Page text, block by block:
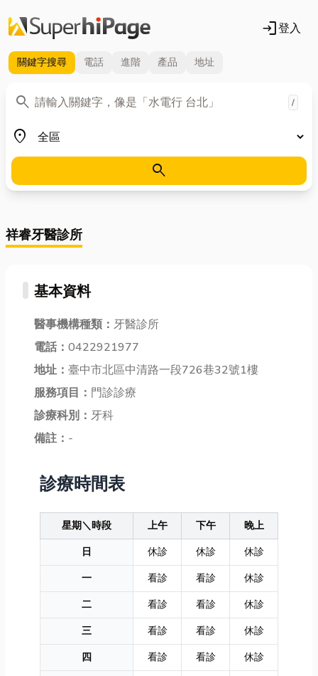
login登入
關鍵字搜尋 電話 進階 產品 地址
search
關鍵字 /
place
地區
search
祥睿牙醫診所
基本資料
醫事機構種類： 牙醫診所
電話： 0422921977
地址： 臺中市北區中清路一段726巷32號1樓
服務項目： 門診診療
診療科別： 牙科
備註： -
診療時間表
星期＼時段 上午 下午
晚上
日
休診 休診
休診
一
看診 看診
休診
二
看診 看診
休診
三
看診 看診
休診
四
看診 看診
休診